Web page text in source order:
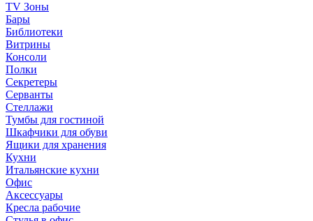
TV Зоны
Бары
Библиотеки
Витрины
Консоли
Полки
Секретеры
Серванты
Стеллажи
Тумбы для гостиной
Шкафчики для обуви
Ящики для хранения
Кухни
Итальянские кухни
Офис
Аксессуары
Кресла рабочие